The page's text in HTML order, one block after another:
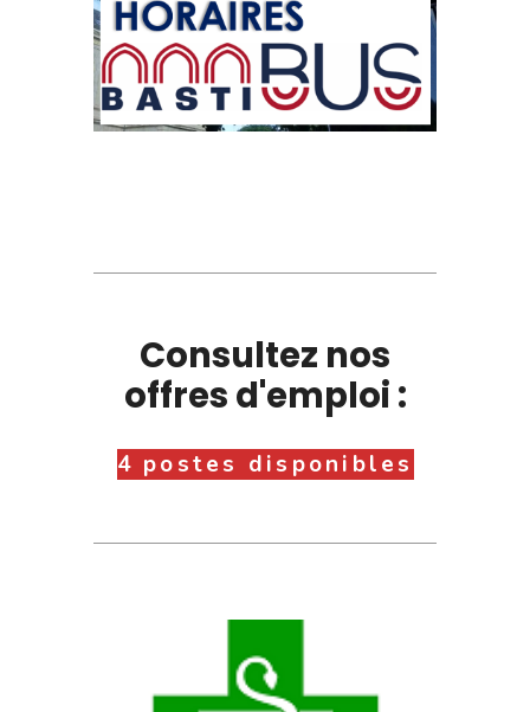
Consultez nos
offres d'emploi :
4 postes disponibles